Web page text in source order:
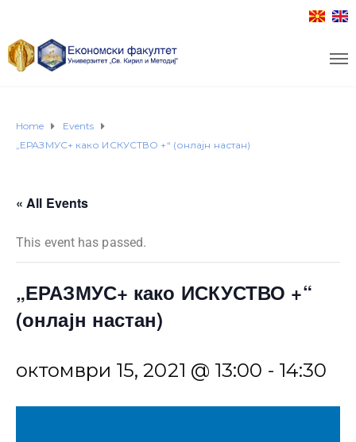
Home
Events
„ЕРАЗМУС+ како ИСКУСТВО +“ (онлајн настан)
« All Events
This event has passed.
„ЕРАЗМУС+ како ИСКУСТВО +“
(онлајн настан)
октомври 15, 2021 @ 13:00 - 14:30